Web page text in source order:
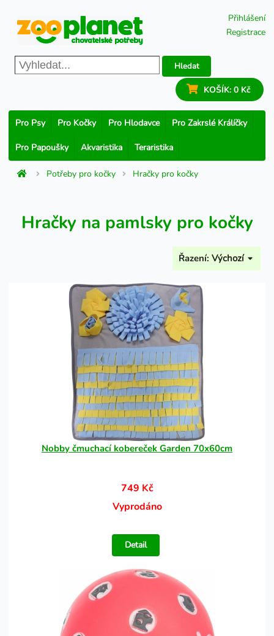
Přihlášení
Registrace
Hledat
KOŠÍK: 0 Kč
Pro Psy Pro Kočky Pro Hlodavce Pro Zakrslé Králíčky
Pro Papoušky Akvaristika Teraristika
Potřeby pro kočky Hračky pro kočky
Hračky na pamlsky pro kočky
Řazení: Výchozí
Nobby čmuchací kobereček Garden 70x60cm
749 Kč
Vyprodáno
Detail